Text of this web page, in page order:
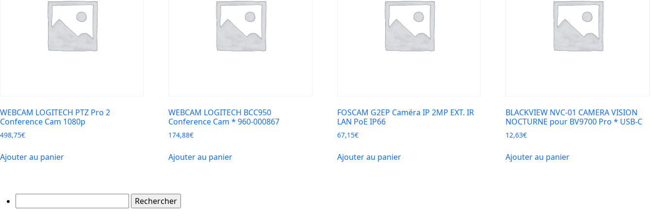
WEBCAM LOGITECH PTZ Pro 2
Conference Cam 1080p
498,75€
Ajouter au panier
WEBCAM LOGITECH BCC950
Conference Cam * 960-000867
174,88€
Ajouter au panier
FOSCAM G2EP Caméra IP 2MP EXT. IR
LAN PoE IP66
67,15€
Ajouter au panier
BLACKVIEW NVC-01 CAMERA VISION
NOCTURNE pour BV9700 Pro * USB-C
12,63€
Ajouter au panier